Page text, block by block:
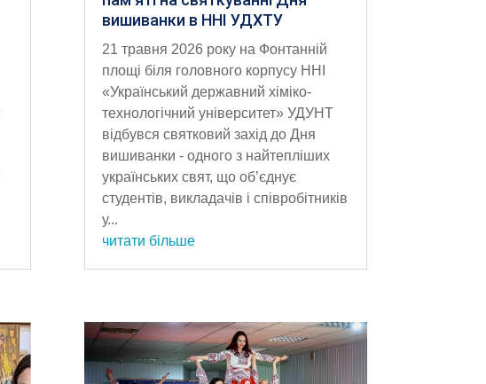
вишиванки в ННІ УДХТУ
21 травня 2026 року на Фонтанній
площі біля головного корпусу ННІ
«Український державний хіміко-
технологічний університет» УДУНТ
відбувся святковий захід до Дня
вишиванки - одного з найтепліших
українських свят, що об’єднує
студентів, викладачів і співробітників
у...
читати більше